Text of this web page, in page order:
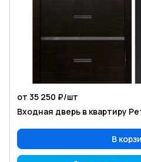
от 35 250 ₽/шт
Входная дверь в квартиру
В